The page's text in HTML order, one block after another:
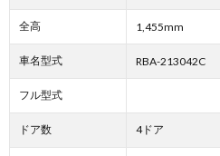
全高 1,455mm
車名型式 RBA-213042C
フル型式
ドア数 4ドア